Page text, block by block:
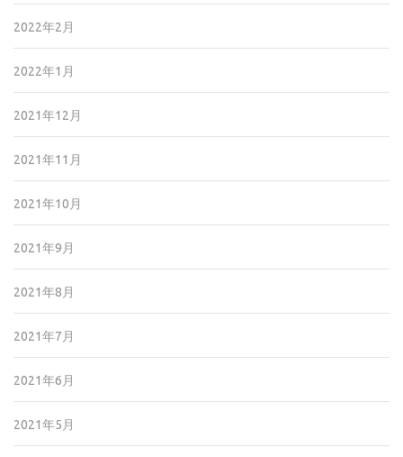
2022年2月
2022年1月
2021年12月
2021年11月
2021年10月
2021年9月
2021年8月
2021年7月
2021年6月
2021年5月